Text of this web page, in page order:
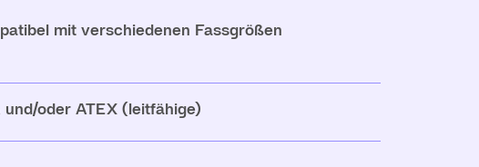
mit verschiedenen Fassgrößen
und/oder ATEX (leitfähige)